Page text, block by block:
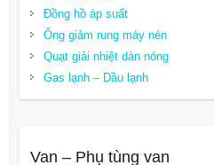
Đồng hồ áp suất
Ống giảm rung máy nén
Quạt giải nhiệt dàn nóng
Gas lạnh – Dầu lạnh
Van – Phụ tùng van